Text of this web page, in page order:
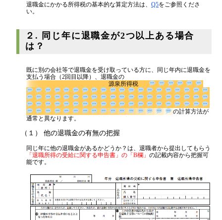
退職金にかかる所得税の基本的な算定方法は、 Q5をご参照くださ
い。
２. 同じ年に退職金が2つ以上ある場合
は？
既に別の会社等で退職金を受け取っている方に、同じ年内に退職金を
支払う場合（2回目以降）、退職金の
源泉所得税
の計算方
法が通常と異なります。
（１） 他の退職金の有無の把握
同じ年に他の退職金があるかどうか？は、退職者から提出してもらう
「退職所得の受給に関する申告書」の「B欄」 の記載内容から把握可
能です。